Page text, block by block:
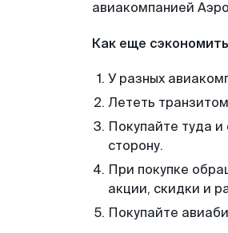
авиакомпанией
Как еще
У разных
Лететь
Покупайте туда
сторону.
При покупке
акции, скидки и
Покупайте